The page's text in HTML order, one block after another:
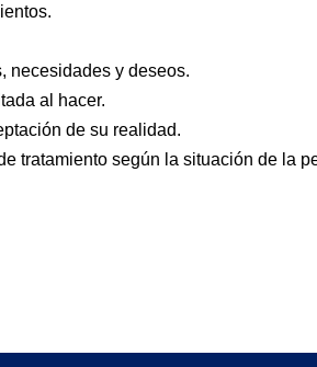
necesidades y deseos.
al hacer.
de su realidad.
tratamiento según la situación de la